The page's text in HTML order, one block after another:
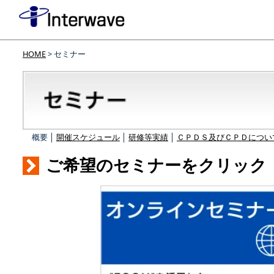
HOME> セミナー
概要 │ 開催スケジュール 研修等実績 ＣＰＤＳ及びＣＰＤにつ
ご希望のセミナーをクリック